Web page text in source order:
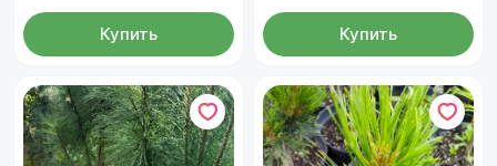
Купить Купить